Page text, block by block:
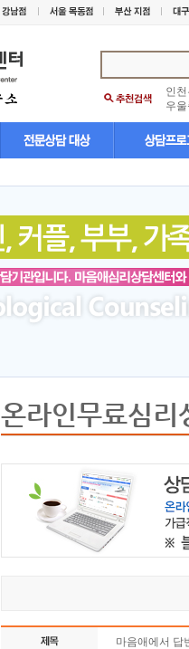
인
우
온라인무료심리
마음애에서 답